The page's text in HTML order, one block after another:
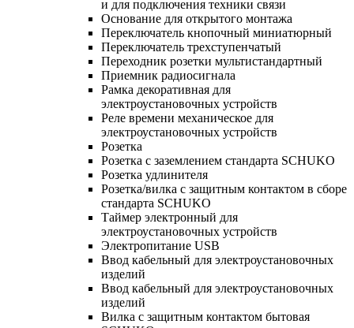
и для подключения техники связи
Основание для открытого монтажа
Переключатель кнопочный миниатюрный
Переключатель трехступенчатый
Переходник розетки мультистандартный
Приемник радиосигнала
Рамка декоративная для
электроустановочных устройств
Реле времени механическое для
электроустановочных устройств
Розетка
Розетка с заземлением стандарта SCHUKO
Розетка удлинителя
Розетка/вилка с защитным контактом в сборе
стандарта SCHUKO
Таймер электронный для
электроустановочных устройств
Электропитание USB
Ввод кабельный для электроустановочных
изделий
Ввод кабельный для электроустановочных
изделий
Вилка с защитным контактом бытовая